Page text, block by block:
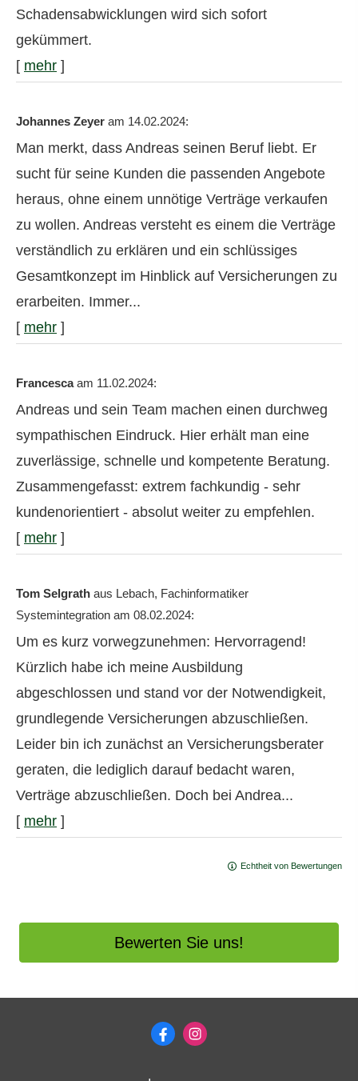
Schadensabwicklungen wird sich sofort
gekümmert.
[ mehr ]
Johannes Zeyer am 14.02.2024:
Man merkt, dass Andreas seinen Beruf liebt. Er
sucht für seine Kunden die passenden Angebote
heraus, ohne einem unnötige Verträge verkaufen
zu wollen. Andreas versteht es einem die Verträge
verständlich zu erklären und ein schlüssiges
Gesamtkonzept im Hinblick auf Versicherungen zu
erarbeiten. Immer...
[ mehr ]
Francescaam 11.02.2024:
Andreas und sein Team machen einen durchweg
sympathischen Eindruck. Hier erhält man eine
zuverlässige, schnelle und kompetente Beratung.
Zusammengefasst: extrem fachkundig - sehr
kundenorientiert - absolut weiter zu empfehlen.
[ mehr ]
Tom Selgrath aus Lebach, Fachinformatiker
Systemintegration am 08.02.2024:
Um es kurz vorwegzunehmen: Hervorragend!
Kürzlich habe ich meine Ausbildung
abgeschlossen und stand vor der Notwendigkeit,
grundlegende Versicherungen abzuschließen.
Leider bin ich zunächst an Versicherungsberater
geraten, die lediglich darauf bedacht waren,
Verträge abzuschließen. Doch bei Andrea...
[ mehr ]
Echtheit von Bewertungen
Bewerten Sie uns!